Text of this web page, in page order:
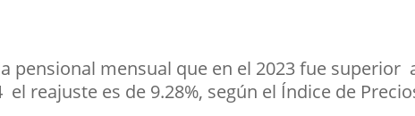
pensional mensual que en el 2023 fue
el reajuste es de 9.28%, según el Índice de